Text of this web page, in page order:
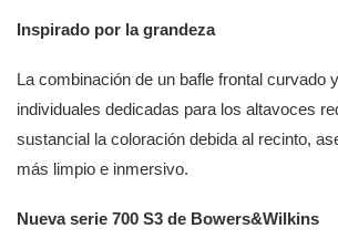
Inspirado por la grandeza
La combinación de un bafle frontal curvado
individuales dedicadas para los altavoces
sustancial la coloración debida al recinto,
más limpio e inmersivo.
Nueva serie 700 S3 de Bowers&Wilkins